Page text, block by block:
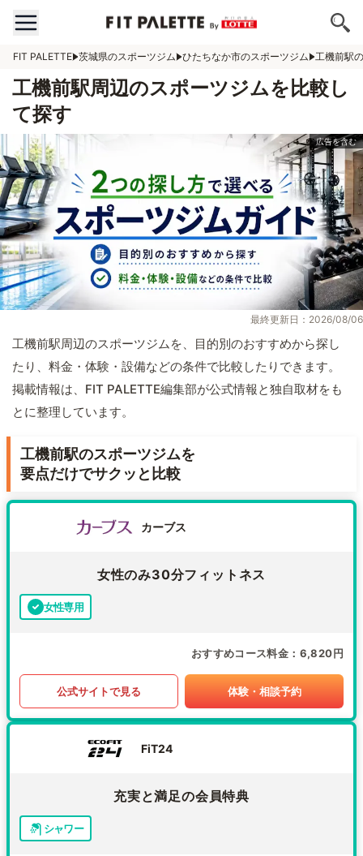
FIT PALETTE 茨城県のスポーツジム ひたちなか市のスポーツジム 工機前駅
工機前駅周辺のスポーツジムを比較し
て探す
最終更新日：2026/08/06
工機前駅周辺のスポーツジムを、目的別のおすすめから探し
たり、料金・体験・設備などの条件で比較したりできます。
掲載情報は、FIT PALETTE編集部が公式情報と独自取材をも
とに整理しています。
工機前駅のスポーツジムを
要点だけでサクッと比較
カーブス
女性のみ30分フィットネス
女性専用
おすすめコース料金 6,820円
公式サイトで見る 体験・相談予約
FiT24
充実と満足の会員特典
シャワー